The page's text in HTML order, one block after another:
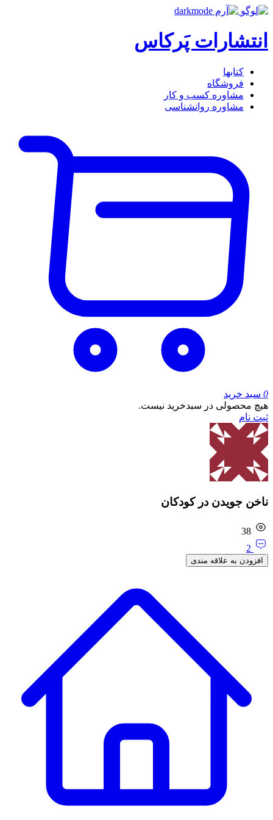
انتشارات پَرکاس
کتاب‎ها
فروشگاه
مشاوره کسب و کار
مشاوره روان‎شناسی
0 سبد خرید
هیچ محصولی در سبدخرید نیست.
ثبت نام
ناخن جویدن در کودکان
38
2
افزودن به علاقه مندی